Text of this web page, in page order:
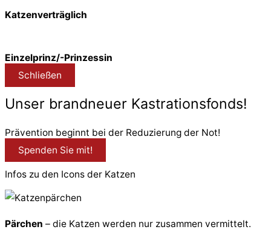
Katzenverträglich
Einzelprinz/-Prinzessin
Schließen
Unser brandneuer Kastrationsfonds!
Prävention beginnt bei der Reduzierung der Not!
Spenden Sie mit!
Infos zu den Icons der Katzen
Pärchen – die Katzen werden nur zusammen vermittelt.